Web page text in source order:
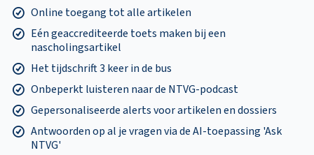
Online toegang tot alle artikelen
Eén geaccrediteerde toets maken bij een
nascholingsartikel
Het tijdschrift 3 keer in de bus
Onbeperkt luisteren naar de NTVG-podcast
Gepersonaliseerde alerts voor artikelen en dossiers
Antwoorden op al je vragen via de AI-toepassing 'Ask
NTVG'